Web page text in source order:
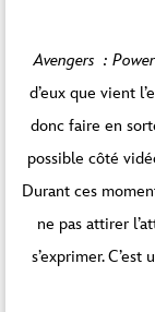
Avengers :
d’eux que vient
donc faire en
possible côté
Durant ces
ne pas attirer
s’exprimer.